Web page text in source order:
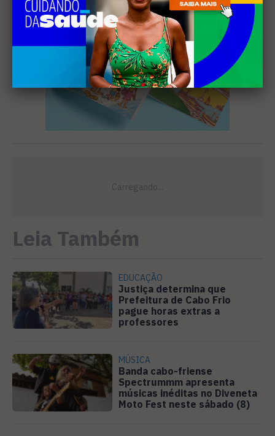
Leia Também
EDUCAÇÃO
Justiça determina que
Prefeitura de Cabo Frio
pague horas extras a
professores
MÚSICA
Banda cabo-friense
Spectrummm apresenta
músicas inéditas no Diveneta
Moto Fest neste sábado (8)